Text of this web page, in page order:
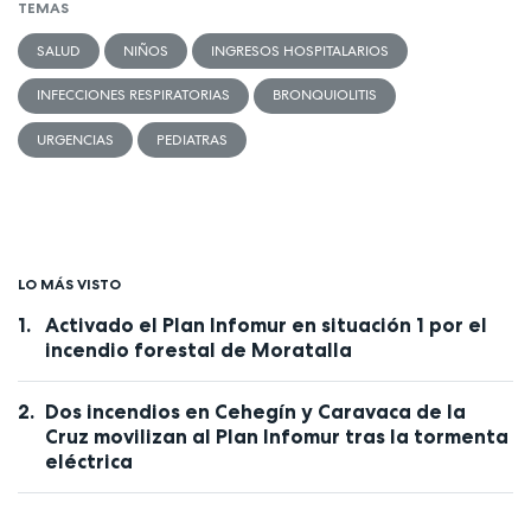
TEMAS
SALUD NIÑOS INGRESOS HOSPITALARIOS
INFECCIONES RESPIRATORIAS BRONQUIOLITIS
URGENCIAS PEDIATRAS
LO MÁS VISTO
Activado el Plan Infomur en situación 1 por el
incendio forestal de Moratalla
Dos incendios en Cehegín y Caravaca de la
Cruz movilizan al Plan Infomur tras la tormenta
eléctrica